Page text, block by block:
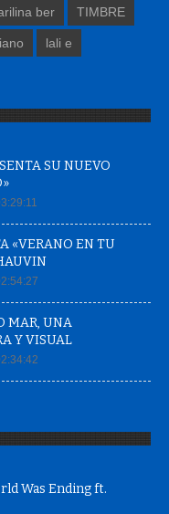
ber TIMBRE
lali e
SU NUEVO
«VERANO EN TU
MAR, UNA
Y VISUAL
Was Ending ft.